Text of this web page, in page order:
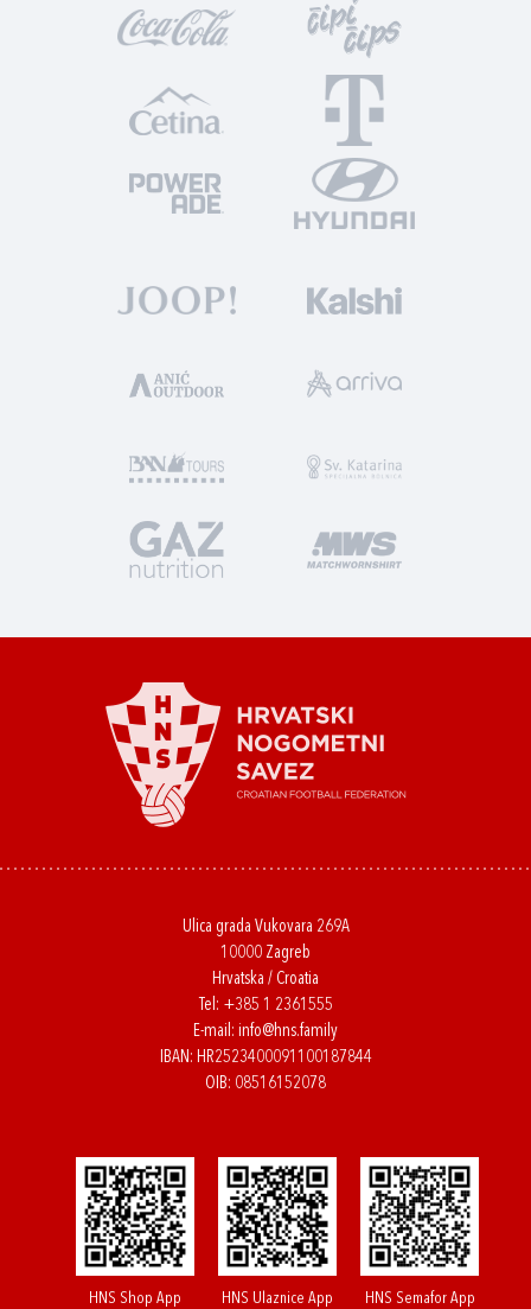
Ulica grada Vukovara 269A
10000 Zagreb
Hrvatska / Croatia
Tel: +385 1 2361555
E-mail: info@hns.family
IBAN: HR2523400091100187844
OIB: 08516152078
HNS Shop App HNS Ulaznice App HNS Semafor App